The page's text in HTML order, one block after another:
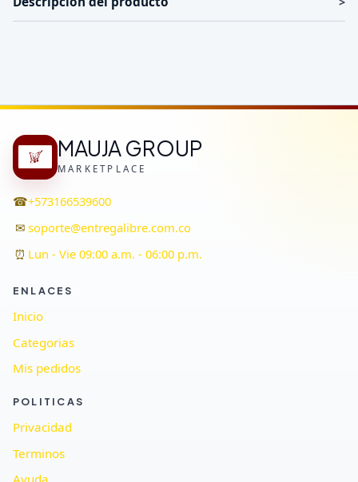
MAUJA GROUP
MARKETPLACE
☎+573166539600
✉ soporte@entregalibre.com.co
⏰ Lun - Vie 09:00 a.m. - 06:00 p.m.
ENLACES
Inicio
Categorias
Mis pedidos
POLITICAS
Privacidad
Terminos